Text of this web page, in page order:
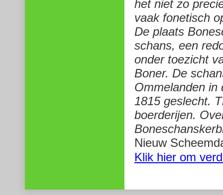
het niet zo
vaak fonetisch
De plaats
schans, een
onder toezicht
Boner. De
Ommelanden in
1815 geslecht.
boerderijen.
Nieuw
Klik hier om